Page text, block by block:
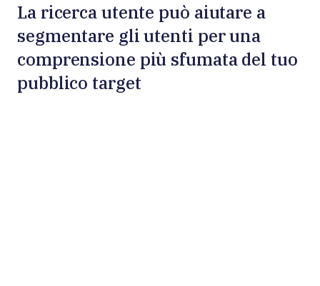
La ricerca utente può aiutare a
segmentare gli utenti per una
comprensione più sfumata del tuo
pubblico target